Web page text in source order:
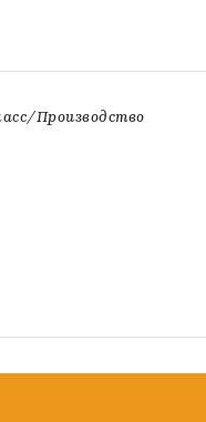
Производство